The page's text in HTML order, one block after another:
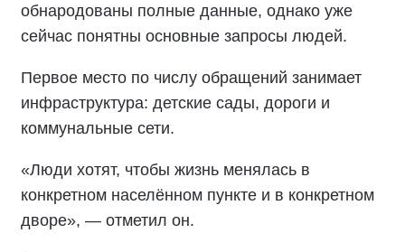
обнародованы полные данные, однако уже
сейчас понятны основные запросы людей.
Первое место по числу обращений занимает
инфраструктура: детские сады, дороги и
коммунальные сети.
«Люди хотят, чтобы жизнь менялась в
конкретном населённом пункте и в конкретном
дворе», — отметил он.